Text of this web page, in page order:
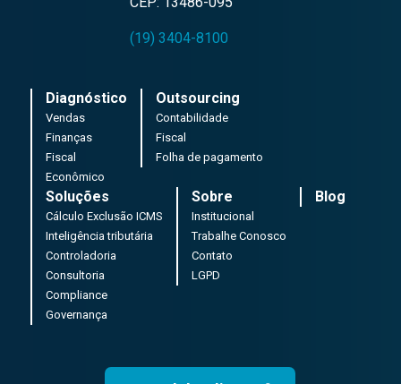
(19) 3404-8100
Diagnóstico
Vendas
Finanças
Fiscal
Econômico
Outsourcing
Contabilidade
Fiscal
Folha de pagamento
Soluções
Cálculo Exclusão ICMS
Inteligência tributária
Controladoria
Consultoria
Compliance
Governança
Sobre
Institucional
Trabalhe Conosco
Contato
LGPD
Blog